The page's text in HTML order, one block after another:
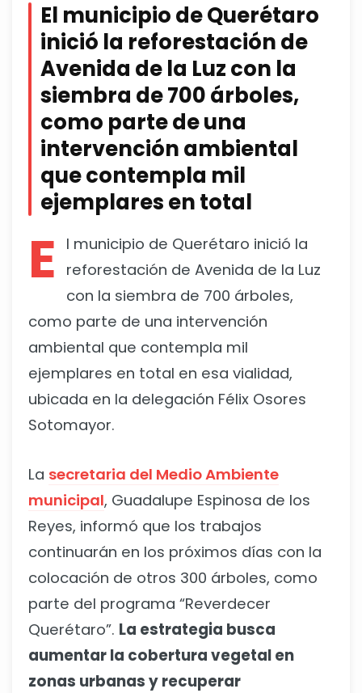
El municipio de Querétaro
inició la reforestación de
Avenida de la Luz con la
siembra de 700 árboles,
como parte de una
intervención ambiental
que contempla mil
ejemplares en total
E
l municipio de Querétaro inició la
reforestación de Avenida de la Luz
con la siembra de 700 árboles,
como parte de una intervención
ambiental que contempla mil
ejemplares en total en esa vialidad,
ubicada en la delegación Félix Osores
Sotomayor.
La secretaria del Medio Ambiente
municipal, Guadalupe Espinosa de los
Reyes, informó que los trabajos
continuarán en los próximos días con la
colocación de otros 300 árboles, como
parte del programa “Reverdecer
Querétaro”. La estrategia busca
aumentar la cobertura vegetal en
zonas urbanas y recuperar